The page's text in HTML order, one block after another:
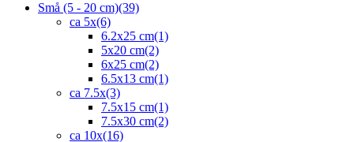
Små (5 - 20 cm)(39)
ca 5x(6)
6.2x25 cm(1)
5x20 cm(2)
6x25 cm(2)
6.5x13 cm(1)
ca 7.5x(3)
7.5x15 cm(1)
7.5x30 cm(2)
ca 10x(16)